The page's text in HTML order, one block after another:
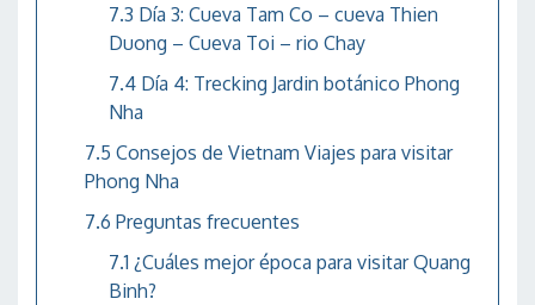
Día 3: Cueva Tam Co – cueva Thien
Duong – Cueva Toi – rio Chay
Día 4: Trecking Jardin botánico Phong
Nha
Consejos de Vietnam Viajes para visitar
Phong Nha
Preguntas frecuentes
¿Cuáles mejor época para visitar Quang
Binh?